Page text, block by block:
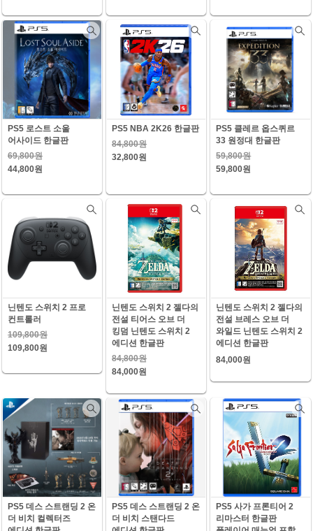
PS5 로스트 소울
어사이드 한글판
69,800원
44,800원
PS5 NBA 2K26 한글판
84,800원
32,800원
PS5 클레르 옵스퀴르
33 원정대 한글판
59,800원
59,800원
닌텐도 스위치 2 프로
컨트롤러
109,800원
109,800원
닌텐도 스위치 2 젤다의
전설 티어스 오브 더
킹덤 닌텐도 스위치 2
에디션 한글판
84,800원
84,000원
닌텐도 스위치 2 젤다의
전설 브레스 오브 더
와일드 닌텐도 스위치 2
에디션 한글판
84,000원
PS5 데스 스트랜딩 2 온
더 비치 컬렉터즈
PS5 데스 스트랜딩 2 온
더 비치 스탠다드
PS5 사가 프론티어 2
리마스터 한글판